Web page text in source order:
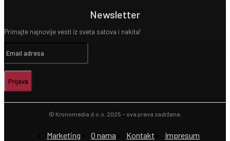
Newsletter
Primajte najnovije vesti iz sveta satova i nakita!
Prijava
© Kronomedia d.o.o. 2025 – sva prava zadržana.
Marketing O nama Kontakt
Impresum